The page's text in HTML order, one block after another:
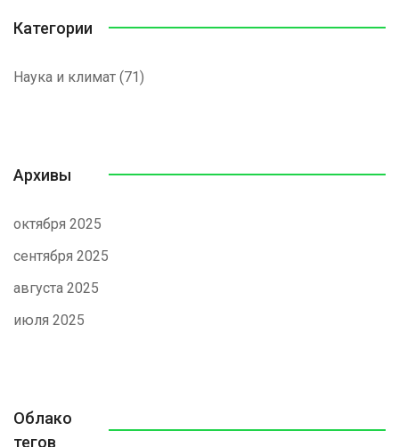
Категории
Наука и климат (71)
Архивы
октября 2025
сентября 2025
августа 2025
июля 2025
Облако
тегов